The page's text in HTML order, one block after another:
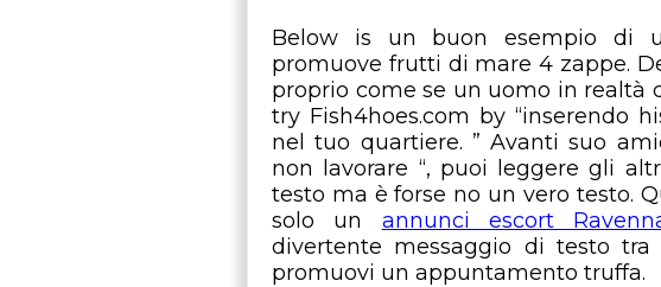
Below is un buon esempio di
promuove frutti di mare 4 zappe.
proprio come se un uomo in realtà
try Fish4hoes.com by “inserendo
nel tuo quartiere. ” Avanti suo
non lavorare “, puoi leggere gli
testo ma è forse no un vero testo.
solo un annunci escort
divertente messaggio di testo
promuovi un appuntamento truffa.